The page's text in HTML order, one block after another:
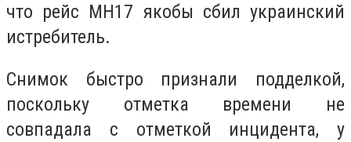
что рейс MH17 якобы сбил украинский
истребитель.
Снимок быстро признали подделкой,
поскольку отметка времени не
совпадала с отметкой инцидента, у